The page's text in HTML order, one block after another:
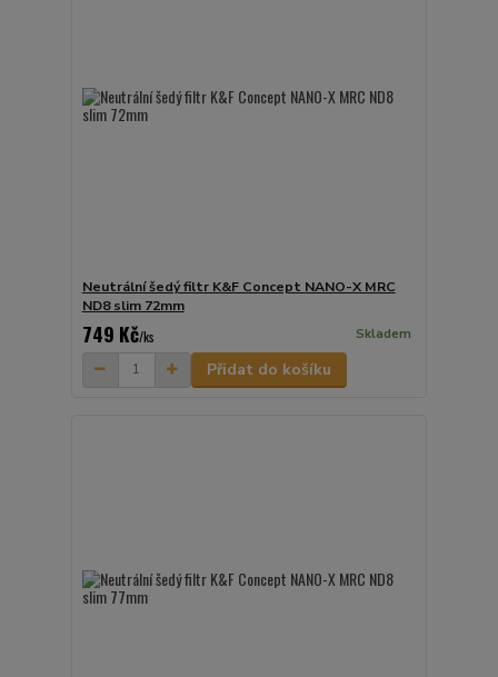
Neutrální šedý filtr K&F Concept NANO-X MRC
ND8 slim 72mm
749 Kč/ks Skladem
Přidat do košíku